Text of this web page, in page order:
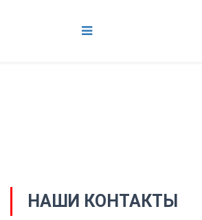
НАШИ КОНТАКТЫ